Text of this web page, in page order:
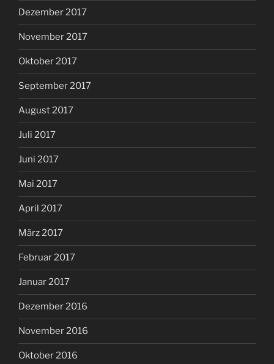
Dezember 2017
November 2017
Oktober 2017
September 2017
August 2017
Juli 2017
Juni 2017
Mai 2017
April 2017
März 2017
Februar 2017
Januar 2017
Dezember 2016
November 2016
Oktober 2016